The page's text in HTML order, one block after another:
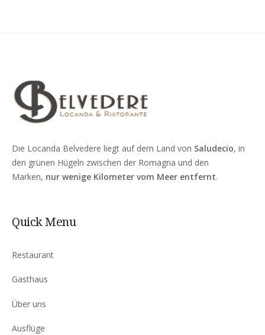
Die Locanda Belvedere liegt auf dem Land von Saludecio, in
den grünen Hügeln zwischen der Romagna und den
Marken, nur wenige Kilometer vom Meer entfernt.
Quick Menu
Restaurant
Gasthaus
Über uns
Ausflüge